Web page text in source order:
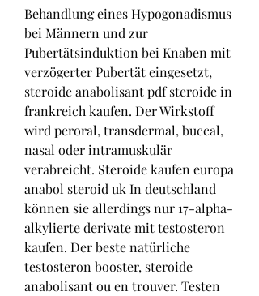
Behandlung eines Hypogonadismus
bei Männern und zur
Pubertätsinduktion bei Knaben mit
verzögerter Pubertät eingesetzt,
steroide anabolisant pdf steroide in
frankreich kaufen. Der Wirkstoff
wird peroral, transdermal, buccal,
nasal oder intramuskulär
verabreicht. Steroide kaufen europa
anabol steroid uk In deutschland
können sie allerdings nur 17-alpha-
alkylierte derivate mit testosteron
kaufen. Der beste natürliche
testosteron booster, steroide
anabolisant ou en trouver. Testen